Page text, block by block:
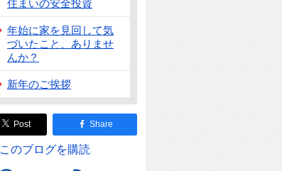
住まいの安全投資
年始に家を見回して気
づいたこと、ありませ
んか？
新年のご挨拶
Post Share
このブログを購読